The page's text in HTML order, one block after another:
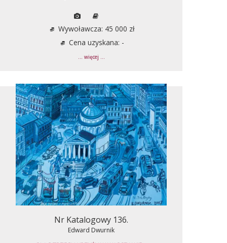
Wywoławcza: 45 000 zł
Cena uzyskana: -
... więcej ...
Nr Katalogowy 136.
Edward Dwurnik